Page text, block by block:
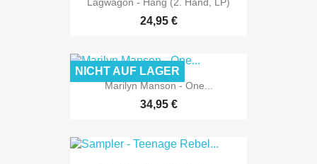
24,95 €
Marilyn Manson - One...
34,95 €
NICHT AUF LAGER